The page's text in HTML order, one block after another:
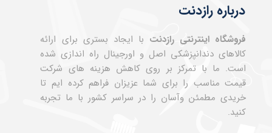
درباره رازدنت
فروشگاه اینترنتی رازدنت با ایجاد بستری برای ارائه
کالاهای دندانپزشکی اصل و اورجینال راه اندازی شده
است. ما با تمرکز بر روی کاهش هزینه های شرکت
قیمت مناسب را برای شما عزیزان فراهم کرده ایم تا
خریدی مطمئن وآسان را در سراسر کشور با ما تجربه
کنید.